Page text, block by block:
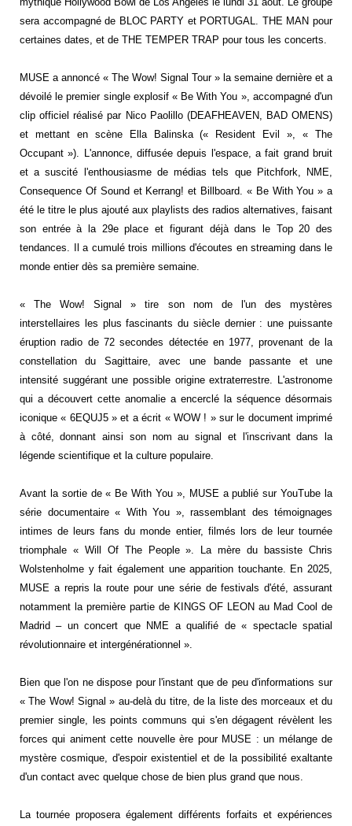
sera accompagné de BLOC PARTY et PORTUGAL. THE MAN pour
certaines dates, et de THE TEMPER TRAP pour tous les concerts.
MUSE a annoncé « The Wow! Signal Tour » la semaine dernière et a
dévoilé le premier single explosif « Be With You », accompagné d'un
clip officiel réalisé par Nico Paolillo (DEAFHEAVEN, BAD OMENS)
et mettant en scène Ella Balinska (« Resident Evil », « The
Occupant »). L'annonce, diffusée depuis l'espace, a fait grand bruit
et a suscité l'enthousiasme de médias tels que Pitchfork, NME,
Consequence Of Sound et Kerrang! et Billboard. « Be With You » a
été le titre le plus ajouté aux playlists des radios alternatives, faisant
son entrée à la 29e place et figurant déjà dans le Top 20 des
tendances. Il a cumulé trois millions d'écoutes en streaming dans le
monde entier dès sa première semaine.
« The Wow! Signal » tire son nom de l'un des mystères
interstellaires les plus fascinants du siècle dernier : une puissante
éruption radio de 72 secondes détectée en 1977, provenant de la
constellation du Sagittaire, avec une bande passante et une
intensité suggérant une possible origine extraterrestre. L'astronome
qui a découvert cette anomalie a encerclé la séquence désormais
iconique « 6EQUJ5 » et a écrit « WOW ! » sur le document imprimé
à côté, donnant ainsi son nom au signal et l'inscrivant dans la
légende scientifique et la culture populaire.
Avant la sortie de « Be With You », MUSE a publié sur YouTube la
série documentaire « With You », rassemblant des témoignages
intimes de leurs fans du monde entier, filmés lors de leur tournée
triomphale « Will Of The People ». La mère du bassiste Chris
Wolstenholme y fait également une apparition touchante. En 2025,
MUSE a repris la route pour une série de festivals d'été, assurant
notamment la première partie de KINGS OF LEON au Mad Cool de
Madrid – un concert que NME a qualifié de « spectacle spatial
révolutionnaire et intergénérationnel ».
Bien que l'on ne dispose pour l'instant que de peu d'informations sur
« The Wow! Signal » au-delà du titre, de la liste des morceaux et du
premier single, les points communs qui s'en dégagent révèlent les
forces qui animent cette nouvelle ère pour MUSE : un mélange de
mystère cosmique, d'espoir existentiel et de la possibilité exaltante
d'un contact avec quelque chose de bien plus grand que nous.
La tournée proposera également différents forfaits et expériences